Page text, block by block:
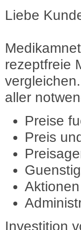
Liebe
rezeptfreie
aller
Preise
Preis
Investition